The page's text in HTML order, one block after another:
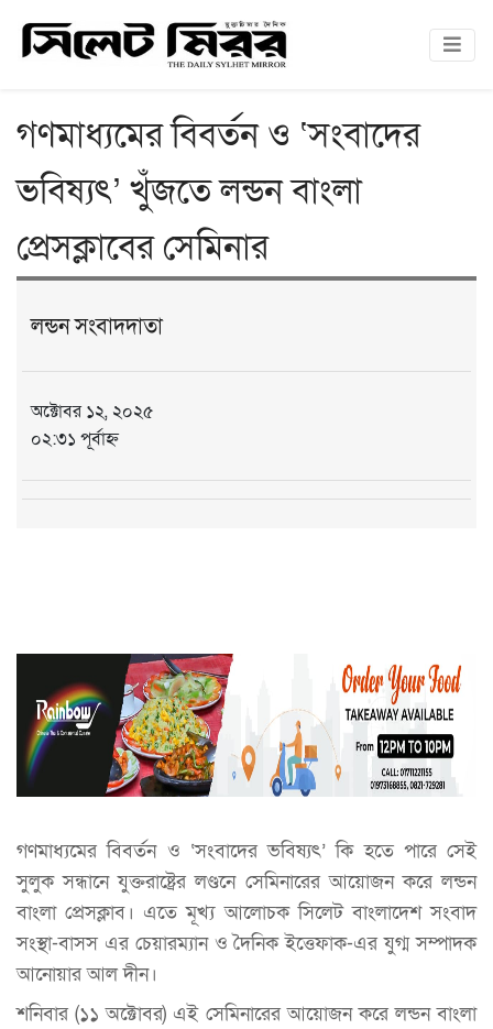
গণমাধ্যমের বিবর্তন ও ‘সংবাদের
ভবিষ্যৎ’ খুঁজতে লন্ডন বাংলা
প্রেসক্লাবের সেমিনার
লন্ডন সংবাদদাতা
অক্টোবর ১২, ২০২৫
০২:৩১ পূর্বাহ্ন
গণমাধ্যমের বিবর্তন ও ‘সংবাদের ভবিষ্যৎ’ কি হতে পারে সেই
সুলুক সন্ধানে যুক্তরাষ্ট্রের লণ্ডনে সেমিনারের আয়োজন করে লন্ডন
বাংলা প্রেসক্লাব। এতে মূখ্য আলোচক সিলেট বাংলাদেশ সংবাদ
সংস্থা-বাসস এর চেয়ারম্যান ও দৈনিক ইত্তেফাক-এর যুগ্ম সম্পাদক
আনোয়ার আল দীন।
শনিবার (১১ অক্টোবর) এই সেমিনারের আয়োজন করে লন্ডন বাংলা